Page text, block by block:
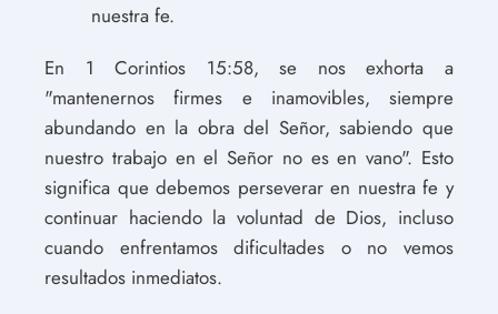
nuestra fe.
En 1 Corintios 15:58, se nos exhorta a
"mantenernos firmes e inamovibles, siempre
abundando en la obra del Señor, sabiendo que
nuestro trabajo en el Señor no es en vano". Esto
significa que debemos perseverar en nuestra fe y
continuar haciendo la voluntad de Dios, incluso
cuando enfrentamos dificultades o no vemos
resultados inmediatos.